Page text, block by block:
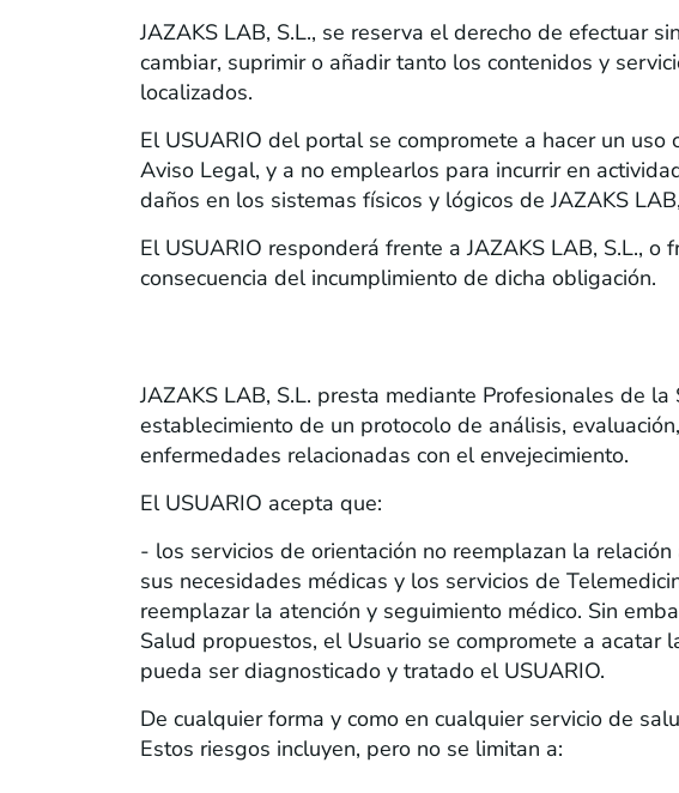
JAZAKS LAB, S.L., se reserva el derecho de efectuar
cambiar, suprimir o añadir tanto los contenidos y
localizados.
El USUARIO del portal se compromete a hacer un
Aviso Legal, y a no emplearlos para incurrir en
daños en los sistemas físicos y lógicos de JAZAKS
El USUARIO responderá frente a JAZAKS LAB, S.L.,
consecuencia del incumplimiento de dicha obligación.
JAZAKS LAB, S.L. presta mediante Profesionales de
establecimiento de un protocolo de análisis,
enfermedades relacionadas con el envejecimiento.
El USUARIO acepta que:
- los servicios de orientación no reemplazan la
sus necesidades médicas y los servicios de
reemplazar la atención y seguimiento médico. Sin
Salud propuestos, el Usuario se compromete a
pueda ser diagnosticado y tratado el USUARIO.
De cualquier forma y como en cualquier servicio de
Estos riesgos incluyen, pero no se limitan a: